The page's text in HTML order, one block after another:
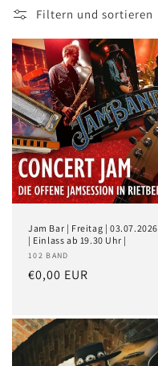
Filtern und sortieren
Jam Bar | Freitag | 03.07.2026
| Einlass ab 19.30 Uhr |
102 BAND
€0,00 EUR